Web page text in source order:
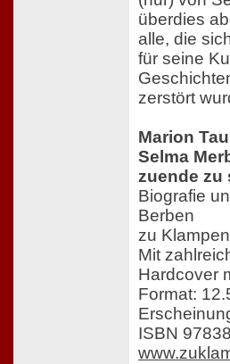
überdies
alle, die
für seine
zerstört
Marion
Selma
zuende zu
Biografie
Berben
zu
Mit
Hardcover
Format:
ISBN